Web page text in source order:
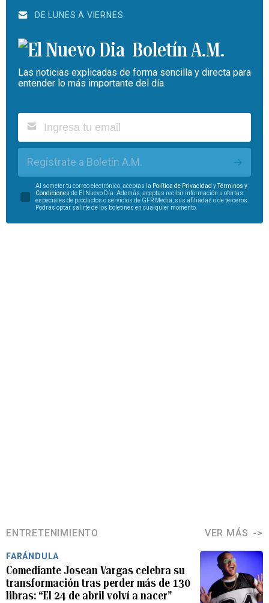
DE LUNES A VIERNES
Boletín A.M.
Las noticias explicadas de forma sencilla y directa para
entender lo más importante del día.
Regístrate a Boletín A.M.
Al someter tu correo electrónico, aceptas la Política de Privacidad yTérminos y
Condiciones de El Nuevo Día. Además, aceptas recibir información u ofertas
especiales de productos o servicios de GFR Media, sus afiliadas o de terceros.
Podrás optar salirte de los boletines en cualquier momento.
ENTRETENIMIENTO VER MÁS
FARÁNDULA
Comediante Josean Vargas celebra su
transformación tras perder más de 130
libras: “El 24 de abril volví a nacer”